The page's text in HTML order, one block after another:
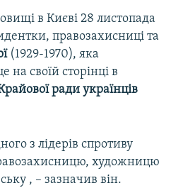
в Києві 28 листопада
правозахисниці та
(1929-1970), яка
на своїй сторінці в
ради українців
з лідерів спротиву
художницю
, – зазначив він.